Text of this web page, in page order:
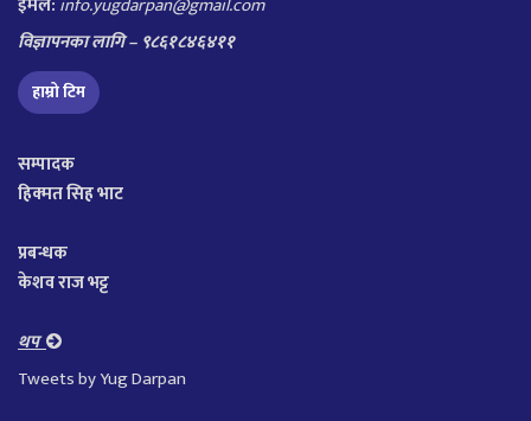
विज्ञापनका लागि – ९८६१८४६४११
हाम्रो टिम
सम्पादक
हिक्मत सिह भाट
प्रबन्धक
केशव राज भट्ट
थप
Tweets by Yug Darpan